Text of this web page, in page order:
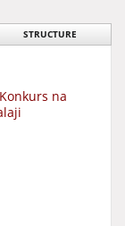
STRUCTURE
na